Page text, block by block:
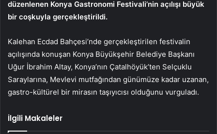
düzenlenen Konya Gastronomi Festivali’nin açılışı büyük
bir coşkuyla gerçekleştirildi.
Kalehan Ecdad Bahçesi’nde gerçekleştirilen festivalin
açılışında konuşan Konya Büyükşehir Belediye Başkanı
Uğur İbrahim Altay, Konya’nın Çatalhöyük’ten Selçuklu
Saraylarına, Mevlevi mutfağından günümüze kadar uzanan,
gastro-kültürel bir mirasın taşıyıcısı olduğunu vurguladı.
İlgili Makaleler